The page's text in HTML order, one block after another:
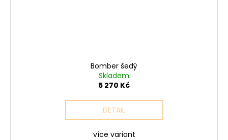
Bomber šedý
Skladem
5 270 Kč
DETAIL
více variant